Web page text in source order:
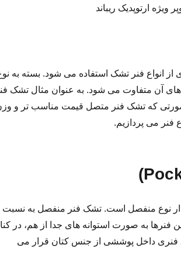
ویژه ارتوپدیک ریباند
انواع فنر تشک استفاده می شود. بسته به
آن متفاوت می شود. به عنوان مثال تشک
صورتی که تشک فنر متصل قیمت مناسب تر و
فنر می پردازیم.
ار نوع منفصل است. تشک فنر منفصل به نسبت
فنرها به صورت استوانه های جدا از هم، در
فنری داخل پوششی از جنس کتان قرار می